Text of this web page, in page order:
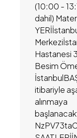
(10:00 -
dahil)
Hastanesi
Besim
itibariyle
alınmaya